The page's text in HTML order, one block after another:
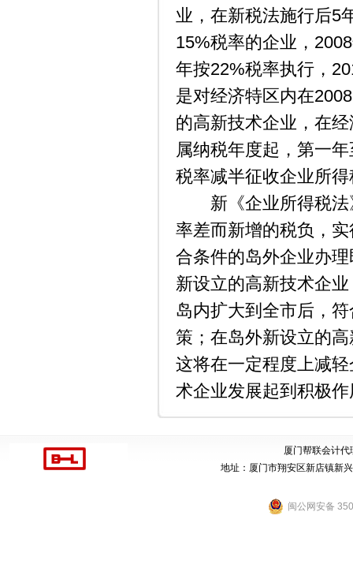
业，在新税法施行后5
15%税率的企业，
年按22%税率执行，
是对经济特区内在
的高新技术企业，在
属纳税年度起，第一
税率减半征收企业所
新《企业所得税法
率差而新增的税负，
合条件的岛外企业办
新设立的高新技术企
岛内扩大到全市后，
策；在岛外新设立的
这将在一定程度上减
术企业发展起到积极
厦门帮联会计
地址：厦门市翔安区新店镇新
闽公网安备